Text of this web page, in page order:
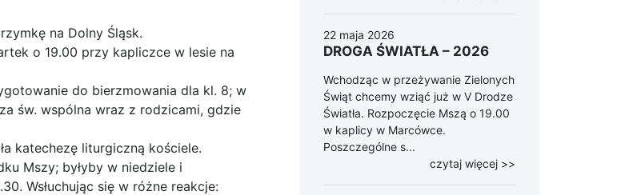
na Dolny Śląsk.
o 19.00 przy kapliczce w lesie na
do bierzmowania dla kl. 8; w
św. wspólna wraz z rodzicami, gdzie
katechezę liturgiczną kościele.
Mszy; byłyby w niedziele i
Wsłuchując się w różne reakcje:
22 maja 2026
DROGA ŚWIATŁA – 2026
Wchodząc w przeżywanie Zielonych
Świąt chcemy wziąć już w V Drodze
Światła. Rozpoczęcie Mszą o 19.00
w kaplicy w Marcówce.
Poszczególne s...
czytaj więcej >>